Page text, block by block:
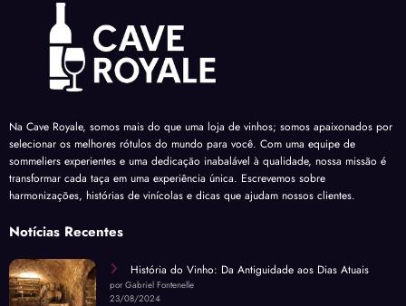
Na Cave Royale, somos mais do que uma loja de vinhos; somos apaixonados por
selecionar os melhores rótulos do mundo para você. Com uma equipe de
sommeliers experientes e uma dedicação inabalável à qualidade, nossa missão é
transformar cada taça em uma experiência única. Escrevemos sobre
harmonizações, histórias de vinícolas e dicas que ajudam nossos clientes.
Notícias Recentes
História do Vinho: Da Antiguidade aos Dias Atuais
por Gabriel Fontenelle
23/08/2024